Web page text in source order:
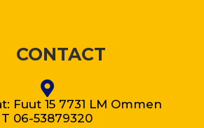
CONTACT
Fuut 15 7731 LM Ommen
T 06-53879320